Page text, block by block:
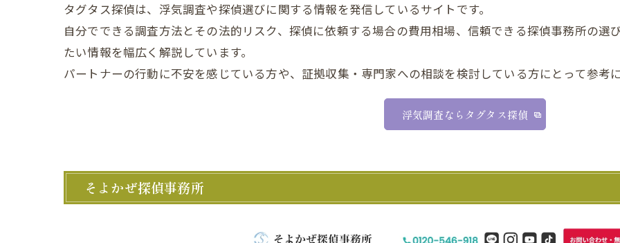
タグタス探偵は、浮気調査や探偵選びに関する情報を発信しているサイトです。
自分でできる調査方法とその法的リスク、探偵に依頼する場合の費用相場、信頼できる探偵事務所の選
たい情報を幅広く解説しています。
パートナーの行動に不安を感じている方や、証拠収集・専門家への相談を検討している方にとって参考
浮気調査ならタグタス探偵
そよかぜ探偵事務所